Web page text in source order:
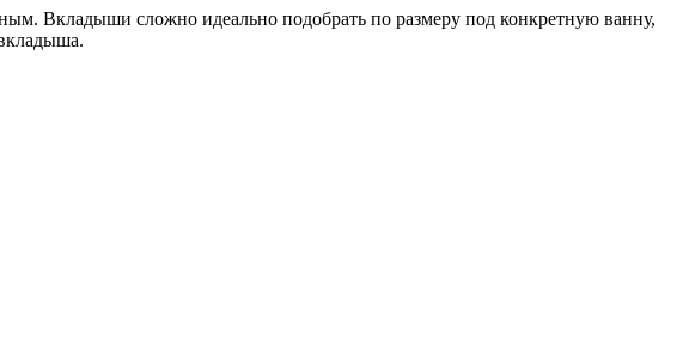
Вкладыши сложно идеально подобрать по размеру под конкретную ванну,